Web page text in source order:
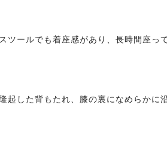
ールでも着座感があり、長時間座っ
した背もたれ、膝の裏になめらかに